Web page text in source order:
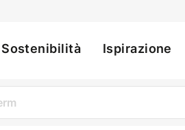
Sostenibilità Ispirazione